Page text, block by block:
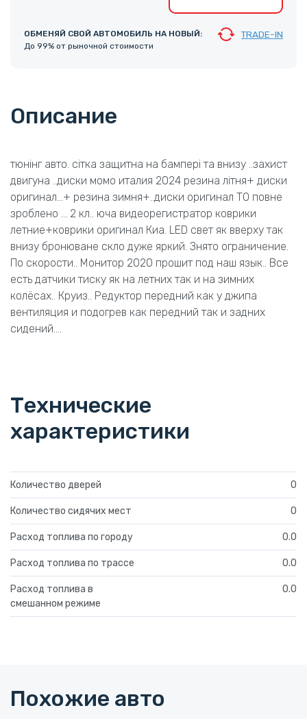
ОБМЕНЯЙ СВОЙ АВТОМОБИЛЬ НА НОВЫЙ:
До 99% от рыночной стоимости
TRADE-IN
Технические
характеристики
Количество дверей 0
Количество сидячих мест 0
Расход топлива по городу 0.0
Расход топлива по трассе 0.0
Расход топлива в
смешанном режиме
0.0
Описание
тюнiнг авто. сiтка защитна на бампері та внизу ..захист
двигуна ..диски мoмо италия 2024 резина лiтня+ диски
оригинал...+ резина зимня+..диски оригинал ТО повне
зроблено ... 2 кл.. юча видеорегистратор коврики
летние+коврики оригинал Киа. LED свет як вверху так
внизу бронюване скло дуже яркий. Знято ограничение.
По скорости.. Монитор 2020 прошит под наш язык.. Все
есть датчики тиску як на летних так и на зимних
колёсах.. Круиз.. Редуктор передний как у джипа
вентиляция и подогрев как передний так и задних
сидений....
Похожие авто